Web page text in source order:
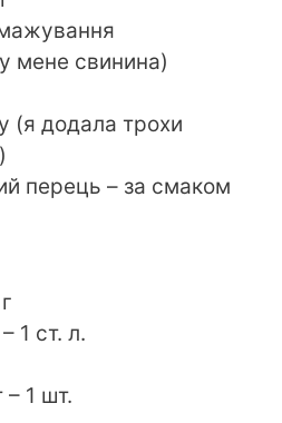
мене свинина)
(я додала трохи
перець – за смаком
1 ст. л.
1 шт.